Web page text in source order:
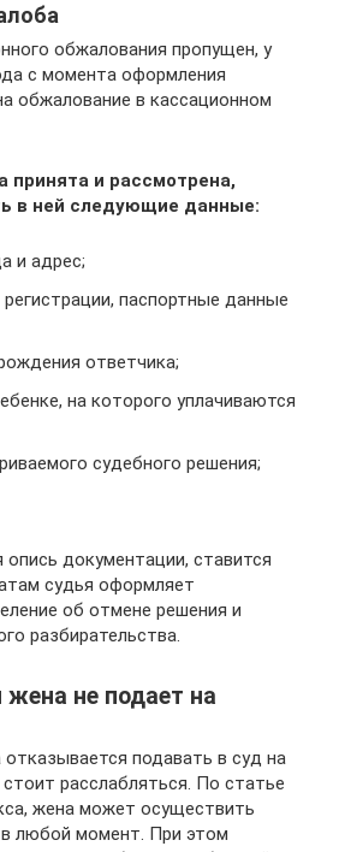
обжалования пропущен, у
с момента оформления
обжалование в кассационном
принята и рассмотрена,
в ней следующие данные:
и адрес;
паспортные данные
ответчика;
на которого уплачиваются
судебного решения;
опись документации, ставится
судья оформляет
об отмене решения и
разбирательства.
жена не подает на
подавать в суд на
расслабляться. По статье
жена может осуществить
любой момент. При этом